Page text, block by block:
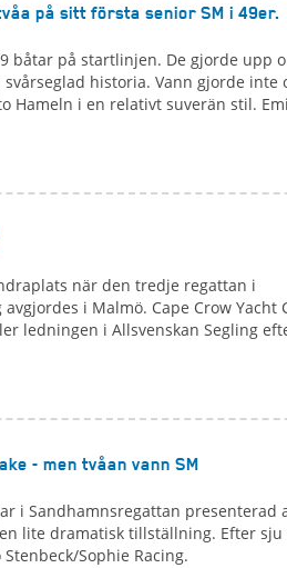
på sitt första senior SM i 49er.
båtar på startlinjen. De gjorde upp
historia. Vann gjorde inte
Hameln i en relativt suverän stil.
när den tredje regattan i
i Malmö. Cape Crow Yacht
ledningen i Allsvenskan Segling
- men tvåan vann SM
i Sandhamnsregattan presenterad
lite dramatisk tillställning. Efter sju
Sophie Racing.